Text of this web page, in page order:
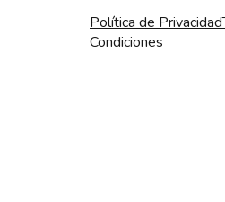
Política de Privacidad
Condiciones